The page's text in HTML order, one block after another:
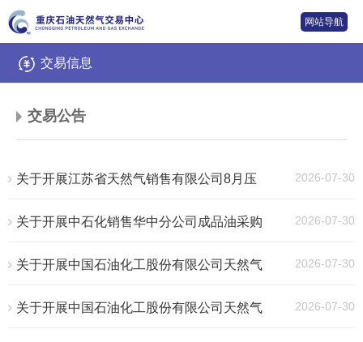
网站导航
交易信息
交易公告
2026-07-30
关于开展江苏省天然气销售有限公司8月压
394号）
2026-07-30
关于开展中石化销售华中分公司成品油采购
（2026年第393号）
2026-07-30
关于开展中国石油化工股份有限公司天然气
气）竞拍交易的公告（2026年第392号）
2026-07-30
关于开展中国石油化工股份有限公司天然气